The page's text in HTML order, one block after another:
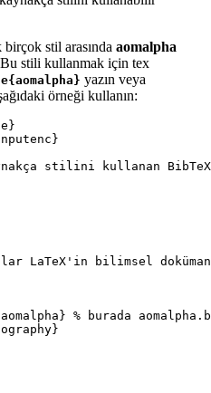
stil arasında aomalpha
stili kullanmak için tex
yazın veya
örneği kullanın:
}
}
stilini kullanan
LaTeX'in bilimsel
% burada